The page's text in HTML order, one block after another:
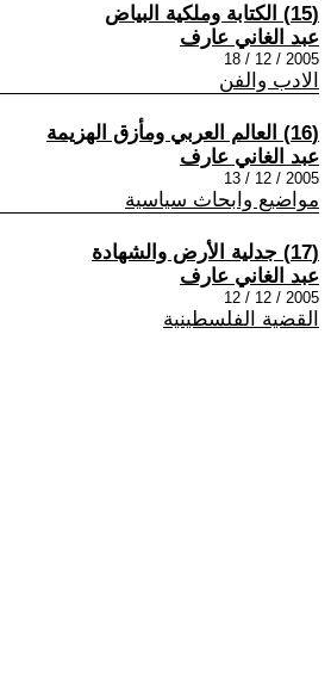
(15) الكتابة وملكية البياض
عبد الغاني عارف
2005 / 12 / 18
الادب والفن
(16) العالم العربي ومأزق الهزيمة
عبد الغاني عارف
2005 / 12 / 13
مواضيع وابحاث سياسية
(17) جدلية الأرض والشهادة
عبد الغاني عارف
2005 / 12 / 12
القضية الفلسطينية